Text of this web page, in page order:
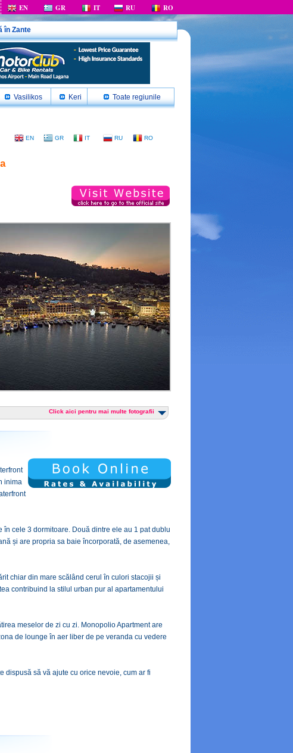
EN GR IT RU RO
în Zante
Vasilikos Keri Toate regiunile
EN GR IT RU RO
Click aici pentru mai multe fotografii
inima
în cele 3 dormitoare. Două dintre ele au 1 pat dublu
și are propria sa baie încorporată, de asemenea,
chiar din mare scălând cerul în culori stacojii și
contribuind la stilul urban pur al apartamentului
meselor de zi cu zi. Monopolio Apartment are
de lounge în aer liber de pe veranda cu vedere
dispusă să vă ajute cu orice nevoie, cum ar fi